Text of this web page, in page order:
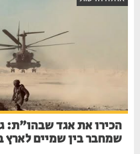
הכירו את אגד שבהו"ת:
שמחבר בין שמיים לארץ